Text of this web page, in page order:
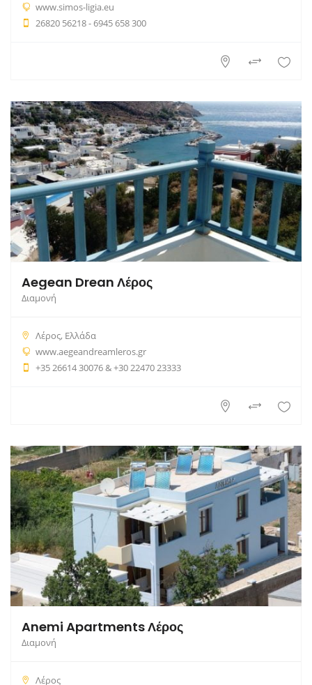
www.simos-ligia.eu
26820 56218 - 6945 658 300
Aegean Drean Λέρος
Διαμονή
Λέρος, Ελλάδα
www.aegeandreamleros.gr
+35 26614 30076 & +30 22470 23333
Anemi Apartments Λέρος
Διαμονή
Λέρος